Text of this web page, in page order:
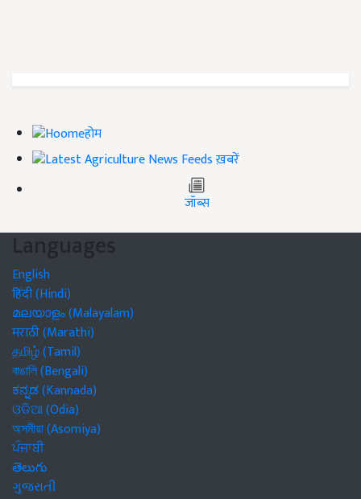
होम
ख़बरें
जॉब्स
Languages
English
हिंदी (Hindi)
മലയാളം (Malayalam)
मराठी (Marathi)
தமிழ் (Tamil)
বাঙালি (Bengali)
ಕನ್ನಡ (Kannada)
ଓଡିଆ (Odia)
অসমীয়া (Asomiya)
ਪੰਜਾਬੀ
తెలుగు
ગુજરાતી